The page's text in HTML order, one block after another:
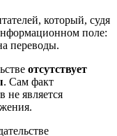
который, судя
поле:
переводы.
отсутствует
. Сам факт
не является